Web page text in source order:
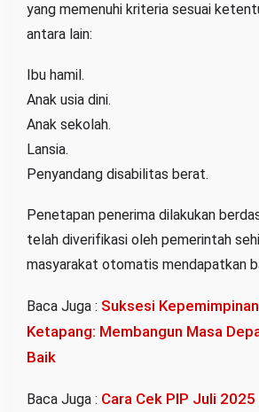
yang memenuhi kriteria sesuai
antara lain:
Ibu hamil.
Anak usia dini.
Anak sekolah.
Lansia.
Penyandang disabilitas berat.
Penetapan penerima dilakukan
telah diverifikasi oleh pemerintah
masyarakat otomatis mendapatkan
Baca Juga : Suksesi
Ketapang: Membangun Masa
Baik
Baca Juga : Cara Cek PIP Juli